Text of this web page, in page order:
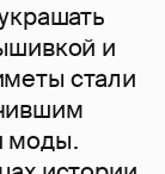
и
стали
моды.